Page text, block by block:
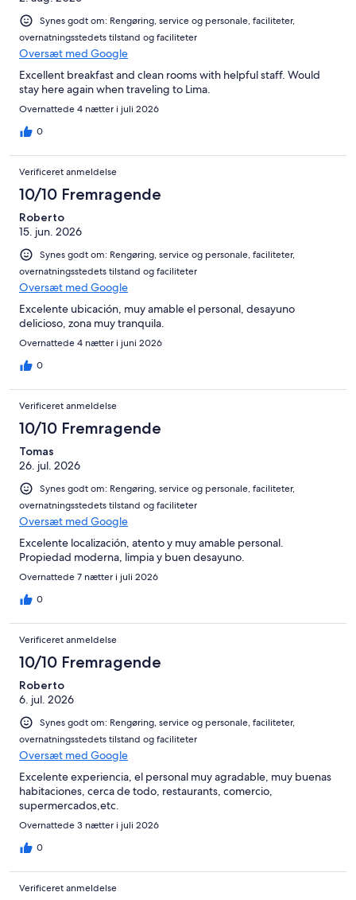
Synes godt om: Rengøring, service og personale, faciliteter,
overnatningsstedets tilstand og faciliteter
Oversæt med Google
Excellent breakfast and clean rooms with helpful staff. Would
stay here again when traveling to Lima.
Overnattede 4 nætter i juli 2026
0
Verificeret anmeldelse
10/10 Fremragende
Roberto
15. jun. 2026
Synes godt om: Rengøring, service og personale, faciliteter,
overnatningsstedets tilstand og faciliteter
Oversæt med Google
Excelente ubicación, muy amable el personal, desayuno
delicioso, zona muy tranquila.
Overnattede 4 nætter i juni 2026
0
Verificeret anmeldelse
10/10 Fremragende
Tomas
26. jul. 2026
Synes godt om: Rengøring, service og personale, faciliteter,
overnatningsstedets tilstand og faciliteter
Oversæt med Google
Excelente localización, atento y muy amable personal.
Propiedad moderna, limpia y buen desayuno.
Overnattede 7 nætter i juli 2026
0
Verificeret anmeldelse
10/10 Fremragende
Roberto
6. jul. 2026
Synes godt om: Rengøring, service og personale, faciliteter,
overnatningsstedets tilstand og faciliteter
Oversæt med Google
Excelente experiencia, el personal muy agradable, muy buenas
habitaciones, cerca de todo, restaurants, comercio,
supermercados,etc.
Overnattede 3 nætter i juli 2026
0
Verificeret anmeldelse